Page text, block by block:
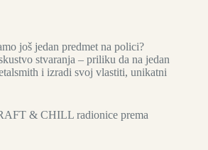
još jedan predmet na polici?
stvaranja – priliku da na jedan
i izradi svoj vlastiti, unikatni
& CHILL radionice prema